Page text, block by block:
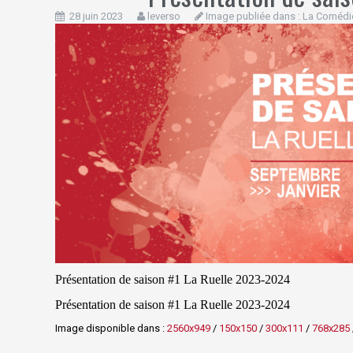
28 juin 2023 leverso Image publiée dans : La
Présentation de saison #1 La Ruelle 2023-2024
Présentation de saison #1 La Ruelle 2023-2024
Image disponible dans : 2560x949/ 150x150/ 300x111 / 768x285